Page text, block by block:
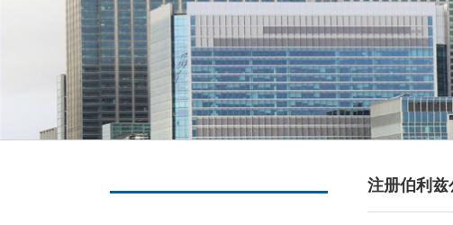
注册伯利兹